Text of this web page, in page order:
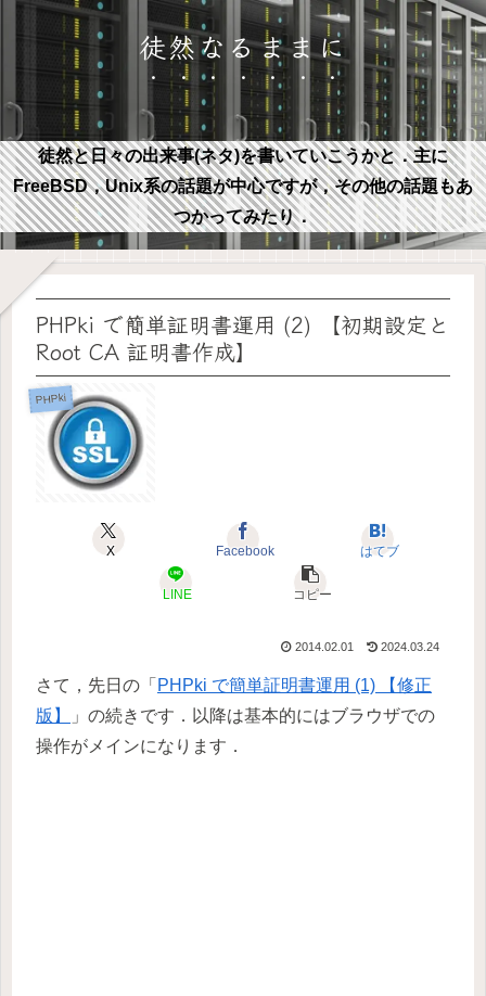
徒然なるままに
徒然と日々の出来事(ネタ)を書いていこうかと．主に
FreeBSD，Unix系の話題が中心ですが，その他の話題もあ
つかってみたり．
PHPki で簡単証明書運用 (2) 【初期設定と
Root CA 証明書作成】
PHPki
X Facebook はてブ
LINE コピー
2014.02.01 2024.03.24
さて，先日の「 PHPki で簡単証明書運用 (1) 【修正
版】
」の続きです．以降は基本的にはブラウザでの
操作がメインになります．